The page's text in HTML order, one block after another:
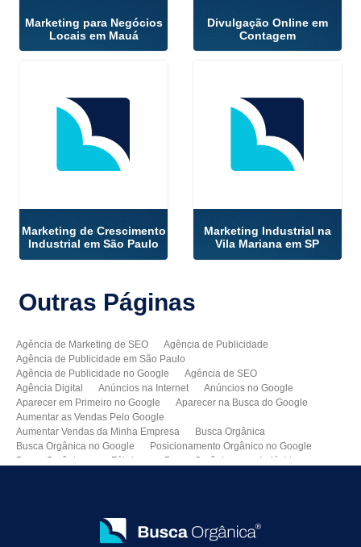
Marketing para Negócios
Locais em Mauá
Divulgação Online em
Contagem
Marketing de Crescimento
Industrial em São Paulo
Marketing Industrial na
Vila Mariana em SP
Outras Páginas
Agência de Marketing de SEO
Agência de Publicidade
Agência de Publicidade em São Paulo
Agência de Publicidade no Google
Agência de SEO
Agência Digital
Anúncios na Internet
Anúncios no Google
Aparecer em Primeiro no Google
Aparecer na Busca do Google
Aumentar as Vendas Pelo Google
Aumentar Vendas da Minha Empresa
Busca Orgânica
Busca Orgânica no Google
Posicionamento Orgânico no Google
Busca Orgânica para Fábricas
Busca Orgânica para Indústrias
Como Melhorar as Vendas
Como Melhorar o Ranking do Meu Site no Google